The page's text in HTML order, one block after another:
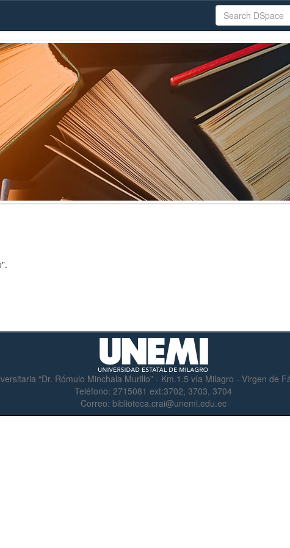
“Dr. Rómulo Minchala Murillo” - Km.1.5 vía Milagro - Virgen de
Teléfono: 2715081 ext:3702, 3703, 3704
Correo: biblioteca.crai@unemi.edu.ec